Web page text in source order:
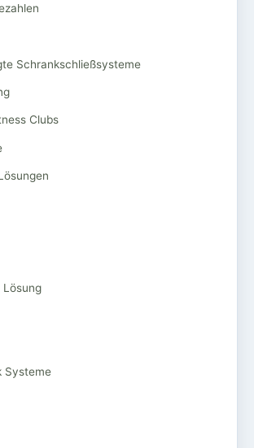
Schrankschließsysteme
Clubs
Lösung
Systeme